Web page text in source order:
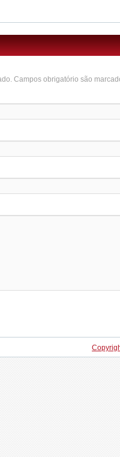
Campos obrigatório são